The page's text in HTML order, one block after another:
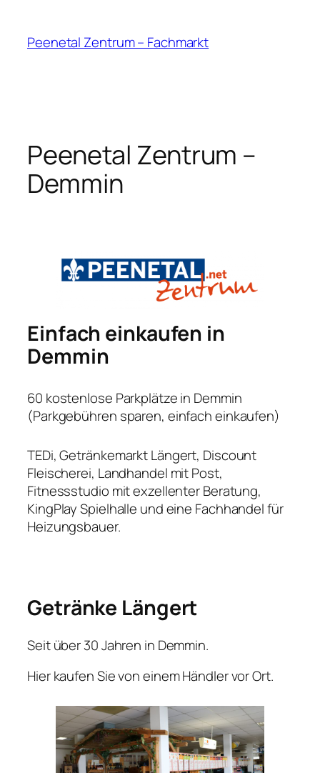
Peenetal Zentrum – Fachmarkt
Peenetal Zentrum –
Demmin
Einfach einkaufen in
Demmin
60 kostenlose Parkplätze in Demmin
(Parkgebühren sparen, einfach einkaufen)
TEDi, Getränkemarkt Längert, Discount
Fleischerei, Landhandel mit Post,
Fitnessstudio mit exzellenter Beratung,
KingPlay Spielhalle und eine Fachhandel für
Heizungsbauer.
Getränke Längert
Seit über 30 Jahren in Demmin.
Hier kaufen Sie von einem Händler vor Ort.